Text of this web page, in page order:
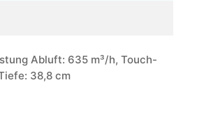
Abluft: 635 m³/h, Touch-
38,8 cm